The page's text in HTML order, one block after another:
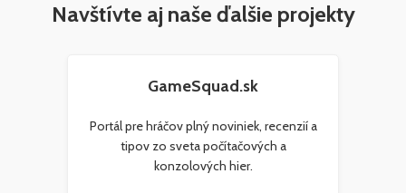
Navštívte aj naše ďalšie projekty
GameSquad.sk
Portál pre hráčov plný noviniek, recenzií a
tipov zo sveta počítačových a
konzolových hier.